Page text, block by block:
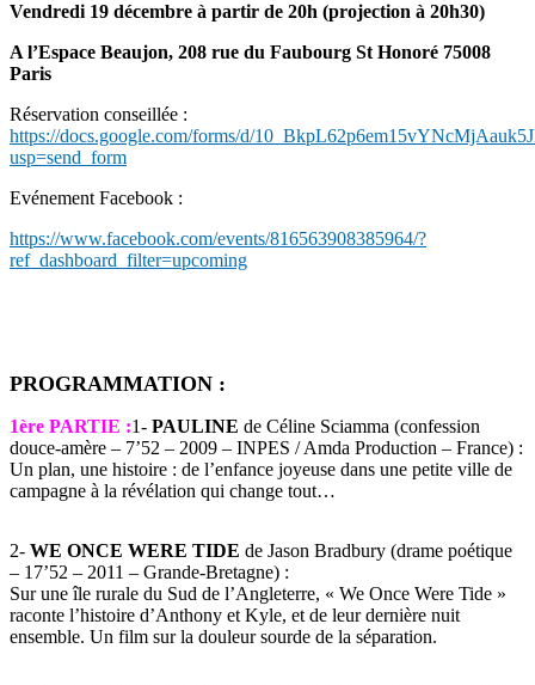
Vendredi 19 décembre à partir de 20h (projection à 20h30)
A l’Espace Beaujon, 208 rue du Faubourg St Honoré 75008
Paris
Réservation conseillée :
https://docs.google.com/forms/d/
usp=send_form
Evénement Facebook :
https://www.facebook.com/events/816563908385964/?
ref_dashboard_filter=upcoming
PROGRAMMATION :
1ère PARTIE :1- PAULINE de Céline Sciamma (confession
douce-amère – 7’52 – 2009 – INPES / Amda Production – France) :
Un plan, une histoire : de l’enfance joyeuse dans une petite ville de
campagne à la révélation qui change tout…
2- WE ONCE WERE TIDE de Jason Bradbury (drame poétique
– 17’52 – 2011 – Grande-Bretagne) :
Sur une île rurale du Sud de l’Angleterre, « We Once Were Tide »
raconte l’histoire d’Anthony et Kyle, et de leur dernière nuit
ensemble. Un film sur la douleur sourde de la séparation.